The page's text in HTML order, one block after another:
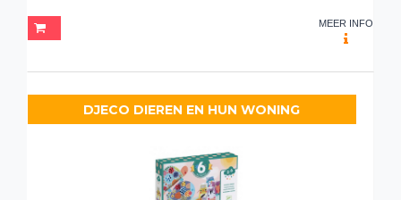
MEER INFO
DJECO DIEREN EN HUN WONING